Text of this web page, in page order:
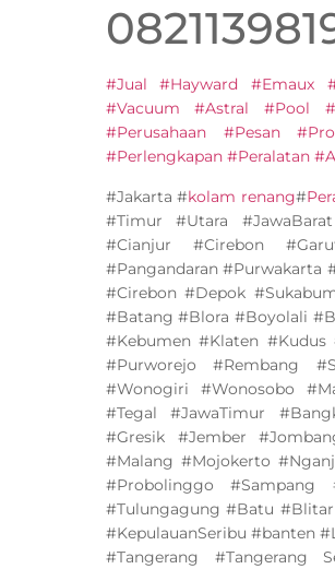
#Jual #Hayward #Emaux
#Vacuum #Astral #Pool
#Perusahaan #Pesan
#Perlengkapan #Peralatan
#Jakarta #kolam renang#
#Timur #Utara
#Cianjur #Cirebon
#Pangandaran #Purwakarta
#Cirebon #Depok
#Batang #Blora #Boyolali
#Kebumen #Klaten
#Purworejo #Rembang
#Wonogiri #Wonosobo
#Tegal #JawaTimur
#Gresik #Jember
#Malang #Mojokerto
#Probolinggo #Sampang
#Tulungagung #Batu
#KepulauanSeribu #banten
#Tangerang #Tangerang